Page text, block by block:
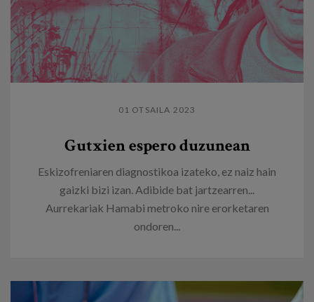
01 OTSAILA 2023
Gutxien espero duzunean
Eskizofreniaren diagnostikoa izateko, ez naiz hain
gaizki bizi izan. Adibide bat jartzearren...
Aurrekariak Hamabi metroko nire erorketaren
ondoren...